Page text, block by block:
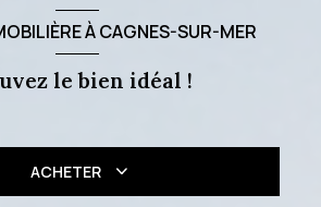
À CAGNES-SUR-MER
le bien idéal !
ACHETER